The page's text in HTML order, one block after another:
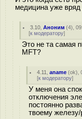
медицина уже
3.10 ,Аноним (4),
[к модератору]
Это не та самая
MFT?
4.11 ,aname (ok),
[к модератору]
У меня она
отключения
постоянно
твоему